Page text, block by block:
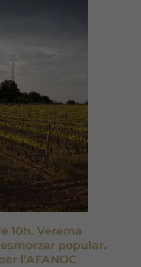
10h. Verema
popular.
l’AFANOC